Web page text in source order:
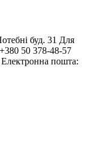
буд. 31 Для
50 378-48-57
пошта: